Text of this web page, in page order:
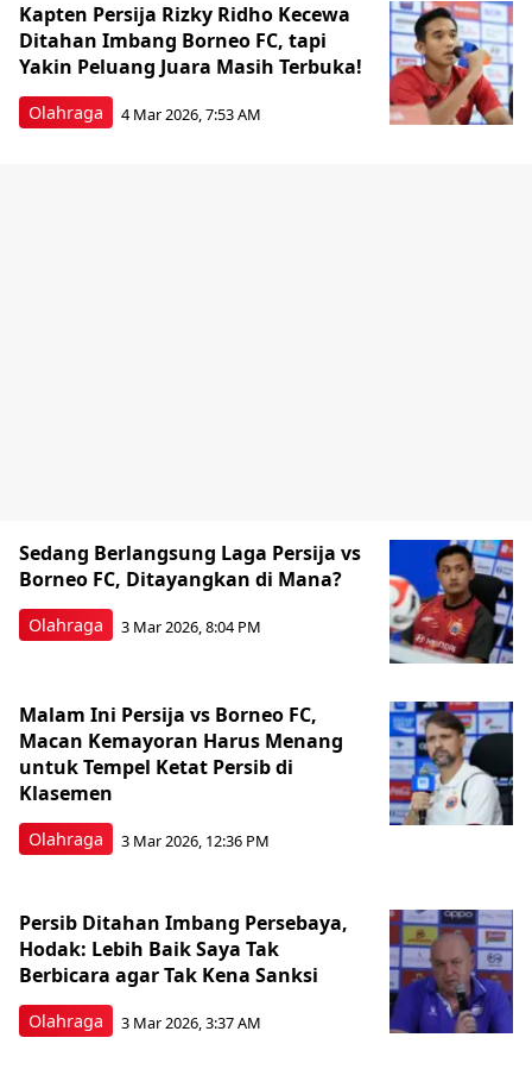
Olahraga
Kapten Persija Rizky Ridho Kecewa
Ditahan Imbang Borneo FC, tapi
Yakin Peluang Juara Masih Terbuka!
4 Mar 2026, 7:53 AM
Olahraga
Sedang Berlangsung Laga Persija vs
Borneo FC, Ditayangkan di Mana?
3 Mar 2026, 8:04 PM
Olahraga
Malam Ini Persija vs Borneo FC,
Macan Kemayoran Harus Menang
untuk Tempel Ketat Persib di
Klasemen
3 Mar 2026, 12:36 PM
Olahraga
Persib Ditahan Imbang Persebaya,
Hodak: Lebih Baik Saya Tak
Berbicara agar Tak Kena Sanksi
3 Mar 2026, 3:37 AM